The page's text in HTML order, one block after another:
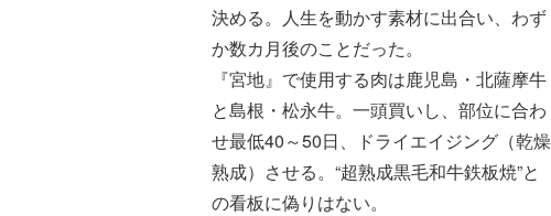
決める。人生を動かす素材に出合い、わず
か数カ月後のことだった。
『宮地』で使用する肉は鹿児島・北薩摩牛
と島根・松永牛。一頭買いし、部位に合わ
せ最低40～50日、ドライエイジング（乾燥
熟成）させる。“超熟成黒毛和牛鉄板焼”と
の看板に偽りはない。